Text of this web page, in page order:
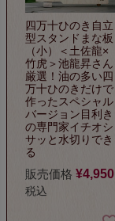
四万十ひのき自立
型スタンドまな板
（小）
＜土佐龍×
竹虎＞池龍昇さん
厳選！ 油の多い四
万十ひのきだけで
作った スペシャル
バージョン目利き
の専門家イチオシ
サッと水切りでき
る
販売価格 ¥4,950
税込